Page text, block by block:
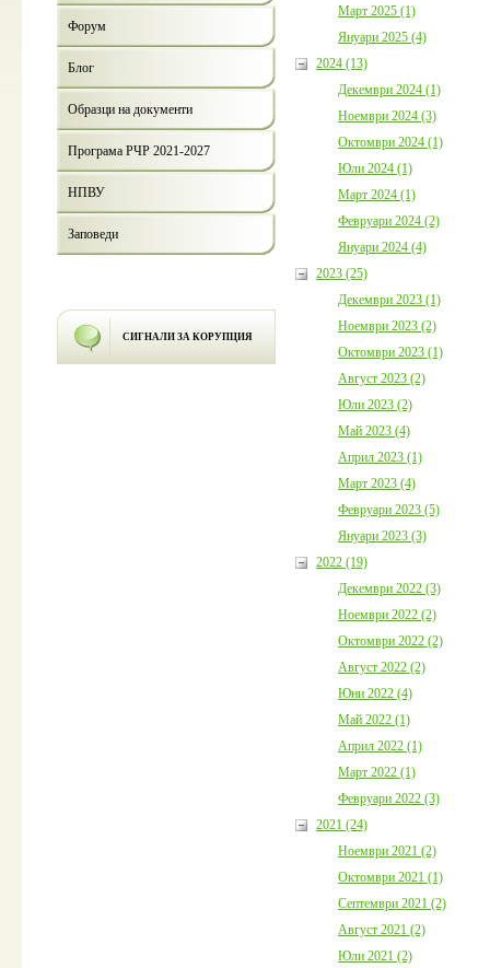
Форум
Блог
Образци на документи
Програма РЧР 2021-2027
НПВУ
Заповеди
СИГНАЛИ ЗА КОРУПЦИЯ
Март 2025 (1)
Януари 2025 (4)
2024 (13)
Декември 2024 (1)
Ноември 2024 (3)
Октомври 2024 (1)
Юли 2024 (1)
Март 2024 (1)
Февруари 2024 (2)
Януари 2024 (4)
2023 (25)
Декември 2023 (1)
Ноември 2023 (2)
Октомври 2023 (1)
Август 2023 (2)
Юли 2023 (2)
Май 2023 (4)
Април 2023 (1)
Март 2023 (4)
Февруари 2023 (5)
Януари 2023 (3)
2022 (19)
Декември 2022 (3)
Ноември 2022 (2)
Октомври 2022 (2)
Август 2022 (2)
Юни 2022 (4)
Май 2022 (1)
Април 2022 (1)
Март 2022 (1)
Февруари 2022 (3)
2021 (24)
Ноември 2021 (2)
Октомври 2021 (1)
Септември 2021 (2)
Август 2021 (2)
Юли 2021 (2)